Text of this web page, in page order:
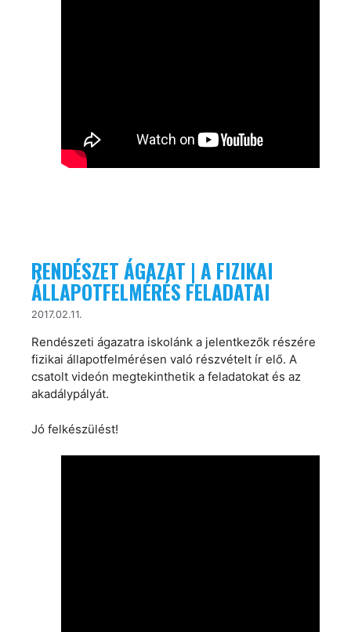
RENDÉSZET ÁGAZAT | A FIZIKAI
ÁLLAPOTFELMÉRÉS FELADATAI
2017.02.11.
Rendészeti ágazatra iskolánk a jelentkezők részére
fizikai állapotfelmérésen való részvételt ír elő. A
csatolt videón megtekinthetik a feladatokat és az
akadálypályát.
Jó felkészülést!